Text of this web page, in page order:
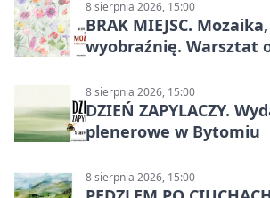
8 sierpnia 2026, 15:00
BRAK MIEJSC.
wyobraźnię. Warsztat
8 sierpnia 2026, 15:00
DZIEŃ ZAPYLACZY.
plenerowe w Bytomiu
8 sierpnia 2026, 15:00